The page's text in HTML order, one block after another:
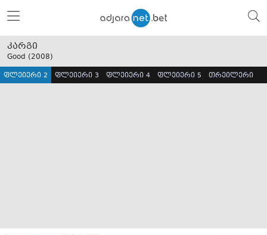
კარგი
Good (2008)
ფლეიერი 2 ფლეიერი 3 ფლეიერი 4 ფლეიერი 5 თრეილერი